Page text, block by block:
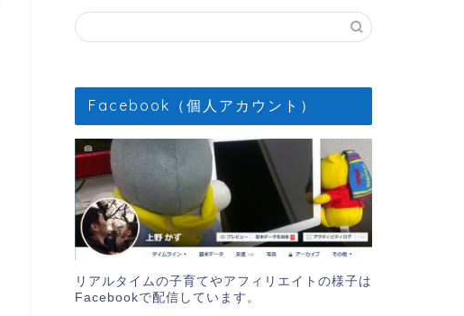
Facebook（個人アカウント）
リアルタイムの子育てやアフィリエイトの様子は
Facebookで配信しています。